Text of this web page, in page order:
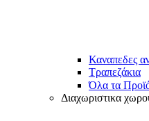
Καναπεδες
Τραπεζάκια
Όλα τα
Διαχωριστικα